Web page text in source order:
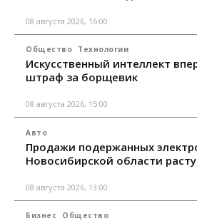
08 августа 2026, 16:00
Общество Технологии
Искусственный интеллект
штраф за борщевик
08 августа 2026, 15:00
Авто
Продажи подержанных
Новосибирской области
08 августа 2026, 13:00
Бизнес Общество